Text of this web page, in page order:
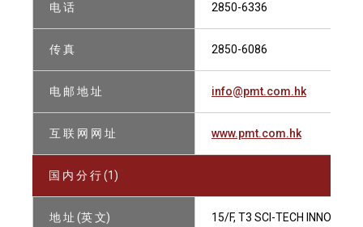
电 话 2850-6336
传 真 2850-6086
电 邮 地 址 info@pmt.com.hk
互 联 网 网 址 www.pmt.com.hk
国 内 分 行 (1)
地 址 (英 文)
15/F, T3 SCI-TECH